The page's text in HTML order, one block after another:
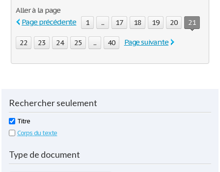
Aller à la page
Page précédente
1 ... 17 18 19 20 21
22 23 24 25 ... 40 Page suivante
Rechercher seulement
Titre
Corps du texte
Type de document